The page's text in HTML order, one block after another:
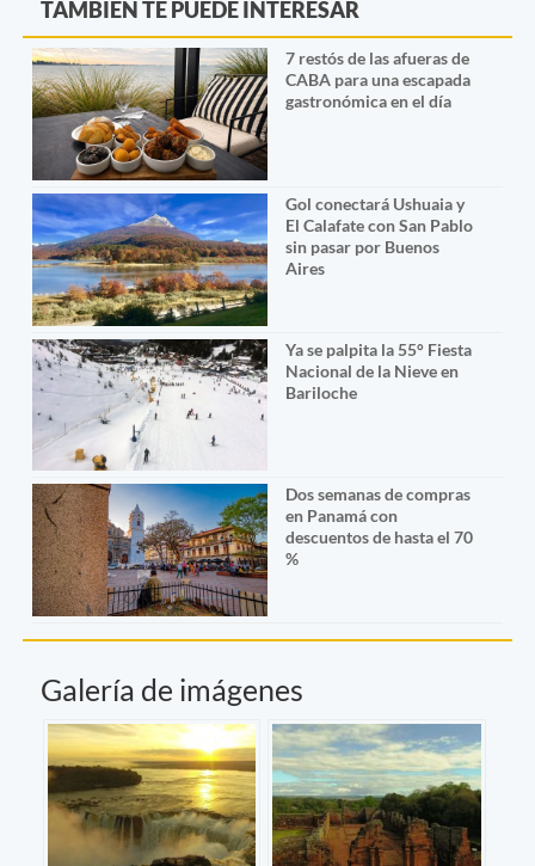
TAMBIÉN TE PUEDE INTERESAR
7 restós de las afueras de
CABA para una escapada
gastronómica en el día
Gol conectará Ushuaia y
El Calafate con San Pablo
sin pasar por Buenos
Aires
Ya se palpita la 55° Fiesta
Nacional de la Nieve en
Bariloche
Dos semanas de compras
en Panamá con
descuentos de hasta el 70
%
Galería de imágenes